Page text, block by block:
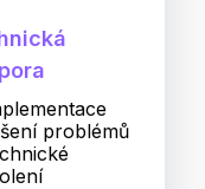
problémů